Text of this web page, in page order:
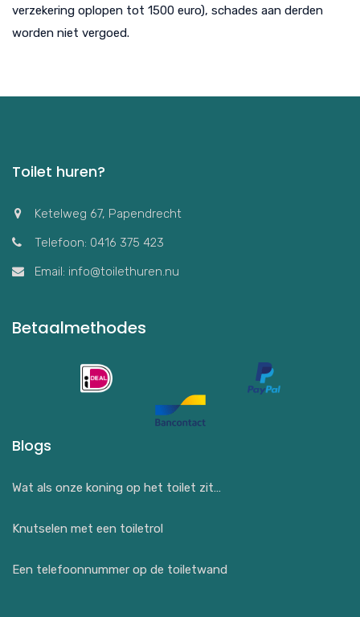
verzekering oplopen tot 1500 euro), schades aan derden
worden niet vergoed.
Toilet huren?
Ketelweg 67, Papendrecht
Telefoon: 0416 375 423
Email: info@toilethuren.nu
Betaalmethodes
Blogs
Wat als onze koning op het toilet zit…
Knutselen met een toiletrol
Een telefoonnummer op de toiletwand